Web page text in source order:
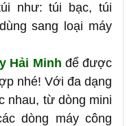
như: túi bạc, túi
sang loại máy
Hải Minh để được
nhé! Với đa dạng
nhau, từ dòng mini
dòng máy công